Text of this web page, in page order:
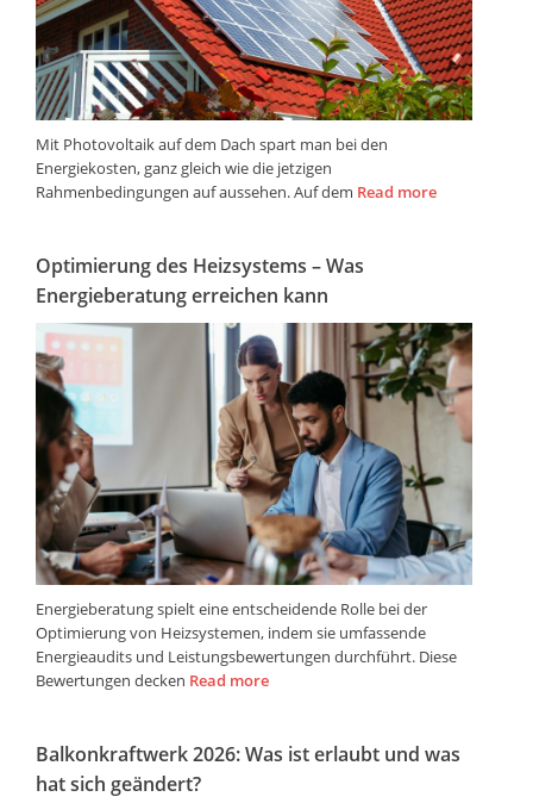
Mit Photovoltaik auf dem Dach spart man bei den
Energiekosten, ganz gleich wie die jetzigen
Rahmenbedingungen auf aussehen. Auf dem Read more
Optimierung des Heizsystems – Was
Energieberatung erreichen kann
Energieberatung spielt eine entscheidende Rolle bei der
Optimierung von Heizsystemen, indem sie umfassende
Energieaudits und Leistungsbewertungen durchführt. Diese
Bewertungen decken Read more
Balkonkraftwerk 2026: Was ist erlaubt und was
hat sich geändert?